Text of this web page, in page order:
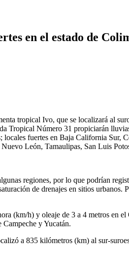
en el estado de
tropical Ivo, que se localizará al
Tropical Número 31 propiciarán
fuertes en Baja California
León, Tamaulipas, San Luis
regiones, por lo que podrían
de drenajes en sitios
(km/h) y oleaje de 3 a 4 metros
Campeche y Yucatán.
a 835 kilómetros (km) al sur-